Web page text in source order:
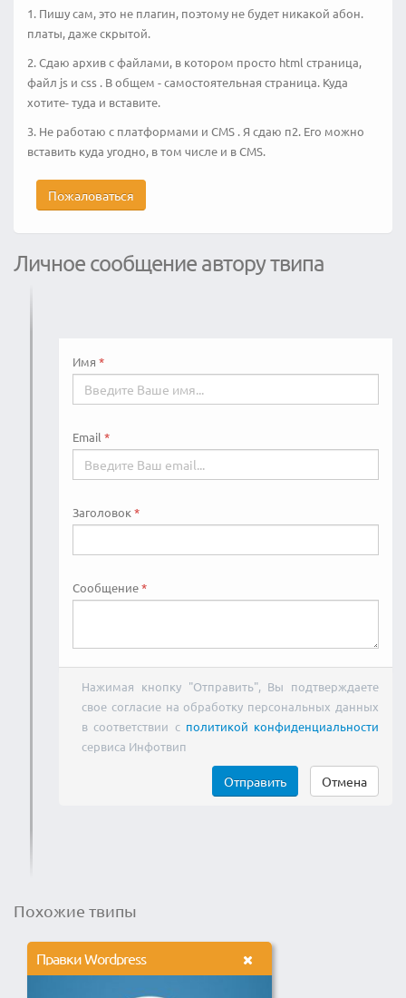
1. Пишу сам, это не плагин, поэтому не будет никакой абон.
платы, даже скрытой.
2. Сдаю архив с файлами, в котором просто html страница,
файл js и css . В общем - самостоятельная страница. Куда
хотите- туда и вставите.
3. Не работаю с платформами и CMS . Я сдаю п2. Его можно
вставить куда угодно, в том числе и в CMS.
Пожаловаться
Личное сообщение автору твипа
Имя
Email
Заголовок
Сообщение
Нажимая кнопку "Отправить", Вы подтверждаете
свое согласие на обработку персональных данных
в соответствии с политикой конфиденциальности
сервиса Инфотвип
Отправить Отмена
Похожие твипы
Правки Wordpress